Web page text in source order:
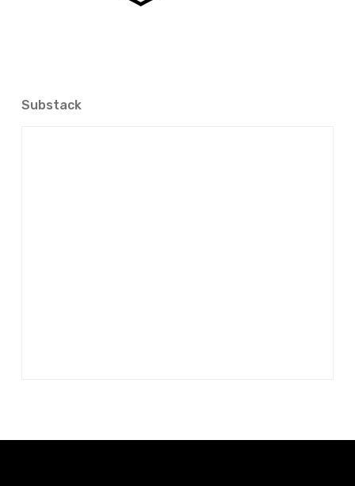
Substack